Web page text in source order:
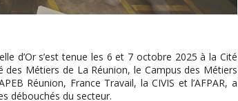
d’Or s’est tenue les 6 et 7 octobre 2025 à la Cité
Métiers de La Réunion, le Campus des Métiers
Réunion, France Travail, la CIVIS et l’AFPAR, a
débouchés du secteur.